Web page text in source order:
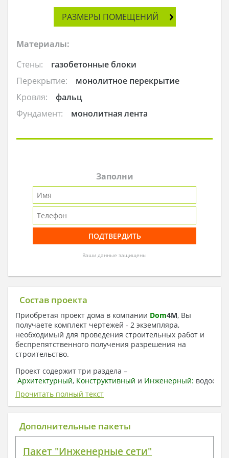
РАЗМЕРЫ ПОМЕЩЕНИЙ
Материалы:
Стены:
газобетонные блоки
Перекрытие:
монолитное перекрытие
Кровля:
фальц
Фундамент:
монолитная лента
Заполни
Ваши данные защищены
Состав проекта
Приобретая проект дома в компании Dom4M, Вы
получаете комплект чертежей - 2 экземпляра,
необходимый для проведения строительных работ и
беспрепятственного получения разрешения на
строительство.
Проект содержит три раздела –
Архитектурный, Конструктивный и Инженерный:
отопление, вентиляция, канализация,
электроснабжение (приобретается за дополнительную
плату) + Пояснительная записка.
1. Архитектурный раздел:
План координационных осей
Прочитать полный текст
Дополнительные пакеты
Пакет "Инженерные сети"